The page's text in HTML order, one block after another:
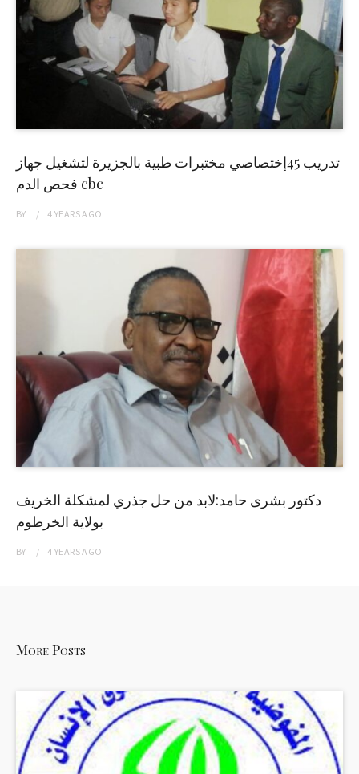
تدريب 45إختصاصي مختبرات طبية بالجزيرة لتشغيل جهاز
فحص الدم cbc
BY 4 YEARSAGO
دكتور بشرى حامد:لابد من حل جذري لمشكلة الخريف
بولاية الخرطوم
BY 4 YEARSAGO
More Posts